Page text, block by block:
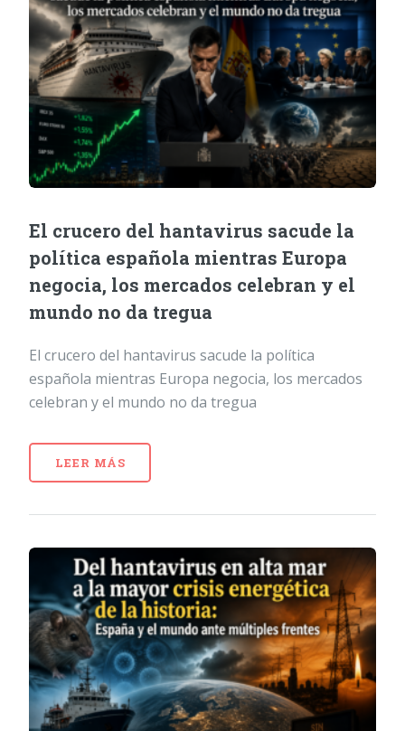
El crucero del hantavirus sacude la
política española mientras Europa
negocia, los mercados celebran y el
mundo no da tregua
El crucero del hantavirus sacude la política
española mientras Europa negocia, los mercados
celebran y el mundo no da tregua
LEER MÁS